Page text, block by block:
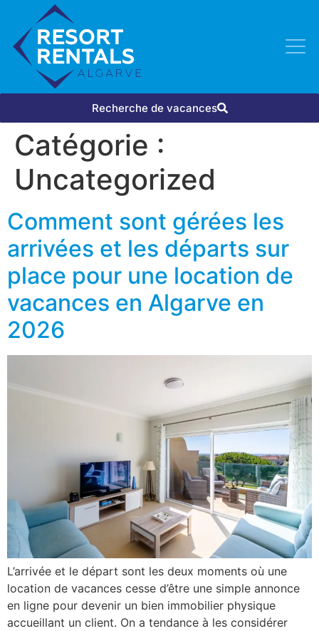
Recherche de vacances
Catégorie :
Uncategorized
Comment sont gérées les
arrivées et les départs sur
place pour une location de
vacances en Algarve en
2026
L’arrivée et le départ sont les deux moments où une
location de vacances cesse d’être une simple annonce
en ligne pour devenir un bien immobilier physique
accueillant un client. On a tendance à les considérer